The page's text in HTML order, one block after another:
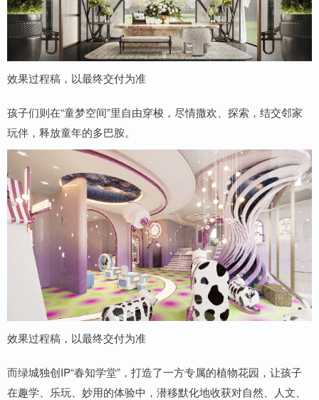
效果过程稿，以最终交付为准
孩子们则在“童梦空间”里自由穿梭，尽情撒欢、探索，结交邻家
玩伴，释放童年的多巴胺。
效果过程稿，以最终交付为准
而绿城独创IP“春知学堂”，打造了一方专属的植物花园，让孩子
在趣学、乐玩、妙用的体验中，潜移默化地收获对自然、人文、